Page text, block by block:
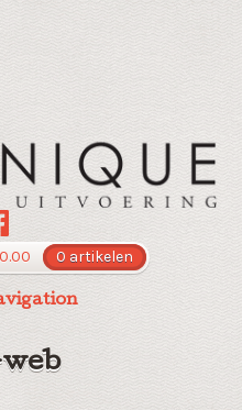
0.00 0 artikelen